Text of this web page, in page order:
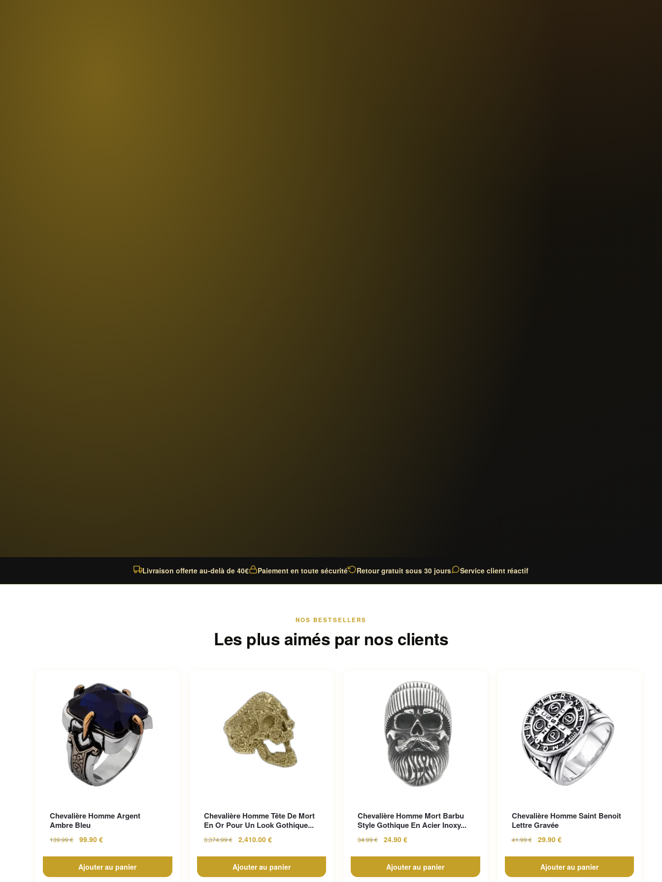
Livraison offerte au-delà de 40€ Paiement en toute sécurité Retour gratuit sous 30 jours Service client réactif
NOS BESTSELLERS
Les plus aimés par nos clients
Chevalière Homme Argent
Ambre Bleu
139.99€ 99.90 €
Ajouter au panier
Chevalière Homme Tête De Mort
En Or Pour Un Look Gothique...
3,374.99€ 2,410.00 €
Ajouter au panier
Chevalière Homme Mort Barbu
Style Gothique En Acier Inoxy...
34.99€ 24.90 €
Ajouter au panier
Chevalière Homme Saint Benoit
Lettre Gravée
41.99€ 29.90 €
Ajouter au panier